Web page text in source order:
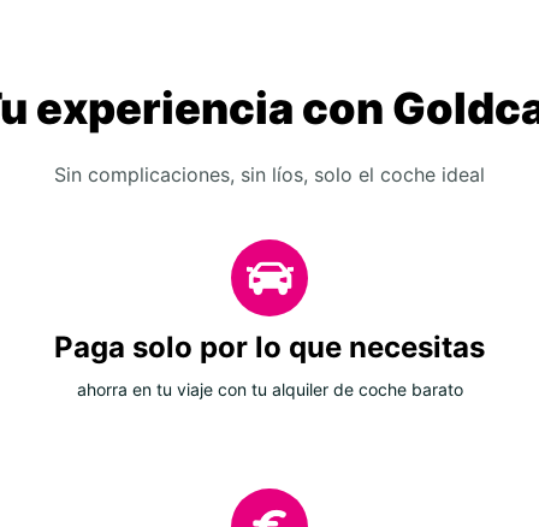
experiencia con
Sin complicaciones, sin líos, solo el coche ideal
Paga solo por lo que necesitas
ahorra en tu viaje con tu alquiler de coche barato